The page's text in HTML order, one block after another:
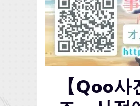
【Qoo